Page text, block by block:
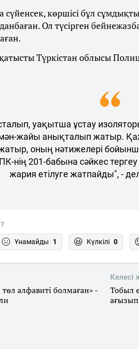
сүйенсек, көршісі бұл
Ол түсірген
Түркістан облысы
уақытша ұстау
жайы анықталып жатыр.
жатыр, оның нәтижелері
нің 201-бабына сәйкес тергеу
жария етілуге жатпайды", -
Ұнамайды 1 Күлкілі 0
алфавиті болмаған» -
Келесі
Тобыл
ағызып